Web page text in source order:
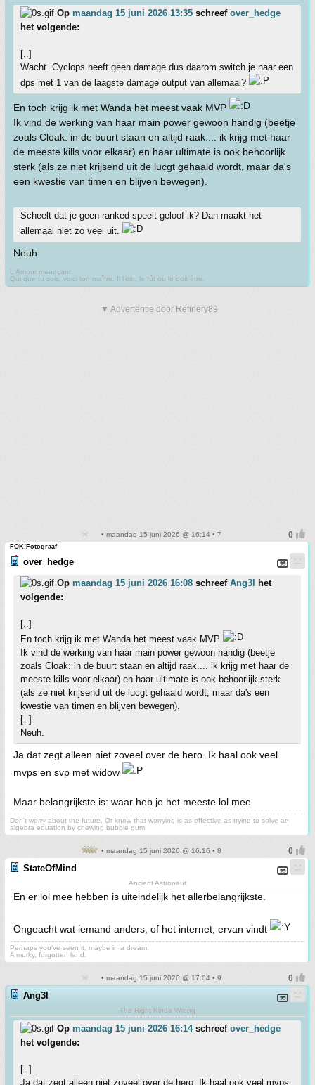
Op maandag 15 juni 2026 13:35 schreef over_hedge
het volgende:
[..]
Wacht. Cyclops heeft geen damage dus daarom switch je naar een
dps met 1 van de laagste damage output van allemaal?
En toch krijg ik met Wanda het meest vaak MVP
Ik vind de werking van haar main power gewoon handig (beetje
zoals Cloak: in de buurt staan en altijd raak.... ik krijg met haar
de meeste kills voor elkaar) en haar ultimate is ook behoorlijk
sterk (als ze niet krijsend uit de lucgt gehaald wordt, maar da's
een kwestie van timen en blijven bewegen).
Scheelt dat je geen ranked speelt geloof ik? Dan maakt het
allemaal niet zo veel uit.
Neuh.
L'Amour menaçant:
Qui que tu sois, voici ton maître. Il l'est, le fût ou le doit être.
▼ Advertentie door Refinery89
• maandag 15 juni 2026 @ 16:14 • 7
FOK!Fotograaf
over_hedge
Op maandag 15 juni 2026 16:08 schreef Ang3l
het
volgende:
[..]
En toch krijg ik met Wanda het meest vaak MVP
Ik vind de werking van haar main power gewoon handig (beetje
zoals Cloak: in de buurt staan en altijd raak.... ik krijg met haar de
meeste kills voor elkaar) en haar ultimate is ook behoorlijk sterk
(als ze niet krijsend uit de lucgt gehaald wordt, maar da's een
kwestie van timen en blijven bewegen).
[..]
Neuh.
Ja dat zegt alleen niet zoveel over de hero. Ik haal ook veel
mvps en svp met widow
Maar belangrijkste is: waar heb je het meeste lol mee
Don't worry about the future. Or know that worrying is as effective as trying to solve an
algebra equation by chewing bubble gum.
• maandag 15 juni 2026 @ 16:16 • 8
StateOfMind
Ancient Astronaut
En er lol mee hebben is uiteindelijk het allerbelangrijkste.
Ongeacht wat iemand anders, of het internet, ervan vindt
Perhaps you've seen it, maybe in a dream.
A murky, forgotten land.
• maandag 15 juni 2026 @ 17:04 • 9
Ang3l
The Right Kinda Wrong
Op maandag 15 juni 2026 16:14schreef over_hedge
het volgende:
[..]
Ja dat zegt alleen niet zoveel over de hero. Ik haal ook veel mvps